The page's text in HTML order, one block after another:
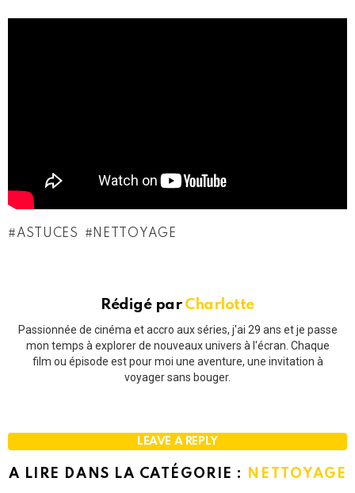
ASTUCES NETTOYAGE
Rédigé par Charlotte
Passionnée de cinéma et accro aux séries, j'ai 29 ans et je passe
mon temps à explorer de nouveaux univers à l'écran. Chaque
film ou épisode est pour moi une aventure, une invitation à
voyager sans bouger.
LEAVE A REPLY
A LIRE DANS LA CATÉGORIE : NETTOYAGE